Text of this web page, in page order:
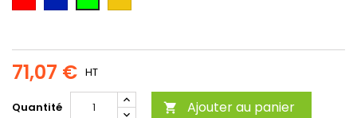
71,07 € HT
Quantité  Ajouter au panier